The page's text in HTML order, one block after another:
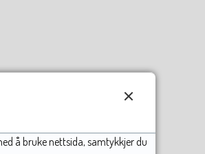
å bruke nettsida, samtykkjer du